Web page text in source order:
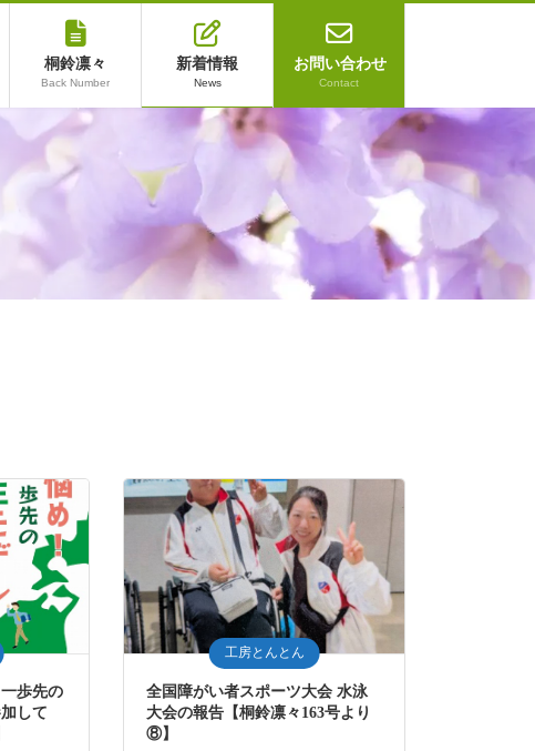
桐鈴凛々
Back Number
新着情報
News
お問い合わせ
Contact
歩先の
して
工房とんとん
全国障がい者スポーツ大会 水泳
大会の報告【桐鈴凛々163号より
⑧】